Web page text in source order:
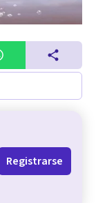
Registrarse